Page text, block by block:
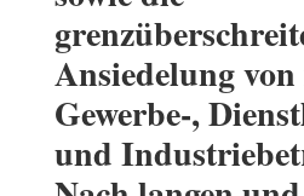
Ansiedelung von
Gewerbe-,
und